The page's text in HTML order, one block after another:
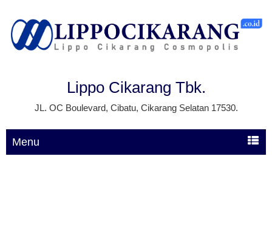
Lippo Cikarang Tbk.
JL. OC Boulevard, Cibatu, Cikarang Selatan 17530.
Menu